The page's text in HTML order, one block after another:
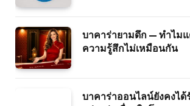
บาคาร่ายามดึก — ทำไม
ความรู้สึกไม่เหมือนกัน
บาคาร่าออนไลน์ยังคงไ